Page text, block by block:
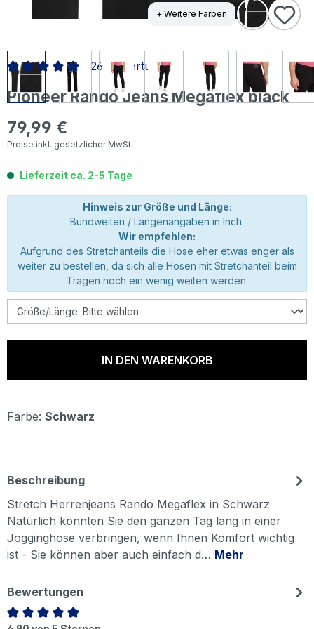
+ Weitere Farben
Pioneer Rando Jeans Megaflex black
Regulärer Preis:
79,99 €
Preise inkl. gesetzlicher MwSt.
Durchschnittliche Bewertung von 4.9 von 5 Sternen
26 Bewertungen
Lieferzeit ca. 2-5 Tage
Hinweis zur Größe und Länge:
Bundweiten / Längenangaben in Inch.
Wir empfehlen:
Aufgrund des Stretchanteils die Hose eher etwas enger als
weiter zu bestellen, da sich alle Hosen mit Stretchanteil beim
Tragen noch ein wenig weiten werden.
IN DEN WARENKORB
Farbe: Schwarz
Beschreibung
Stretch Herrenjeans Rando Megaflex in Schwarz
Natürlich könnten Sie den ganzen Tag lang in einer
Jogginghose verbringen, wenn Ihnen Komfort wichtig
ist - Sie können aber auch einfach d… Mehr
Bewertungen